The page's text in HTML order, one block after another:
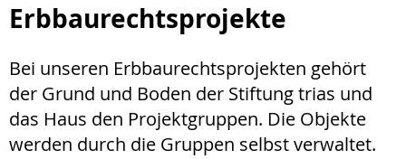
Erbbaurechtsprojekte
Bei unseren Erbbaurechtsprojekten gehört
der Grund und Boden der Stiftung trias und
das Haus den Projektgruppen. Die Objekte
werden durch die Gruppen selbst verwaltet.